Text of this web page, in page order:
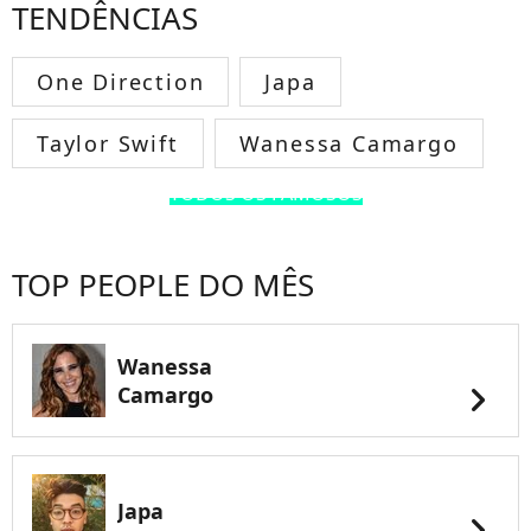
TENDÊNCIAS
One Direction Japa
Taylor Swift Wanessa Camargo
TODOS OS FAMOSOS
TOP PEOPLE DO MÊS
Wanessa
Camargo
chevron_right
Japa